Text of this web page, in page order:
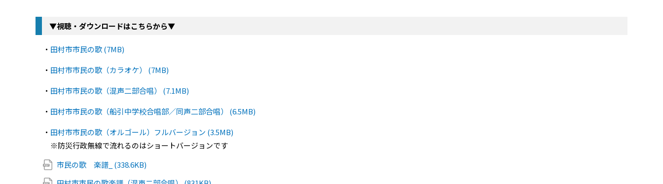
▼視聴・ダウンロードはこちらから▼
・ 田村市市民の歌 (7MB)
・ 田村市市民の歌（カラオケ） (7MB)
・ 田村市市民の歌（混声二部合唱） (7.1MB)
・ 田村市市民の歌（船引中学校合唱部／同声二部合唱） (6.5MB)
・ 田村市市民の歌（オルゴール）フルバージョン (3.5MB)
※防災行政無線で流れるのはショートバージョンです
市民の歌 楽譜_ (338.6KB)